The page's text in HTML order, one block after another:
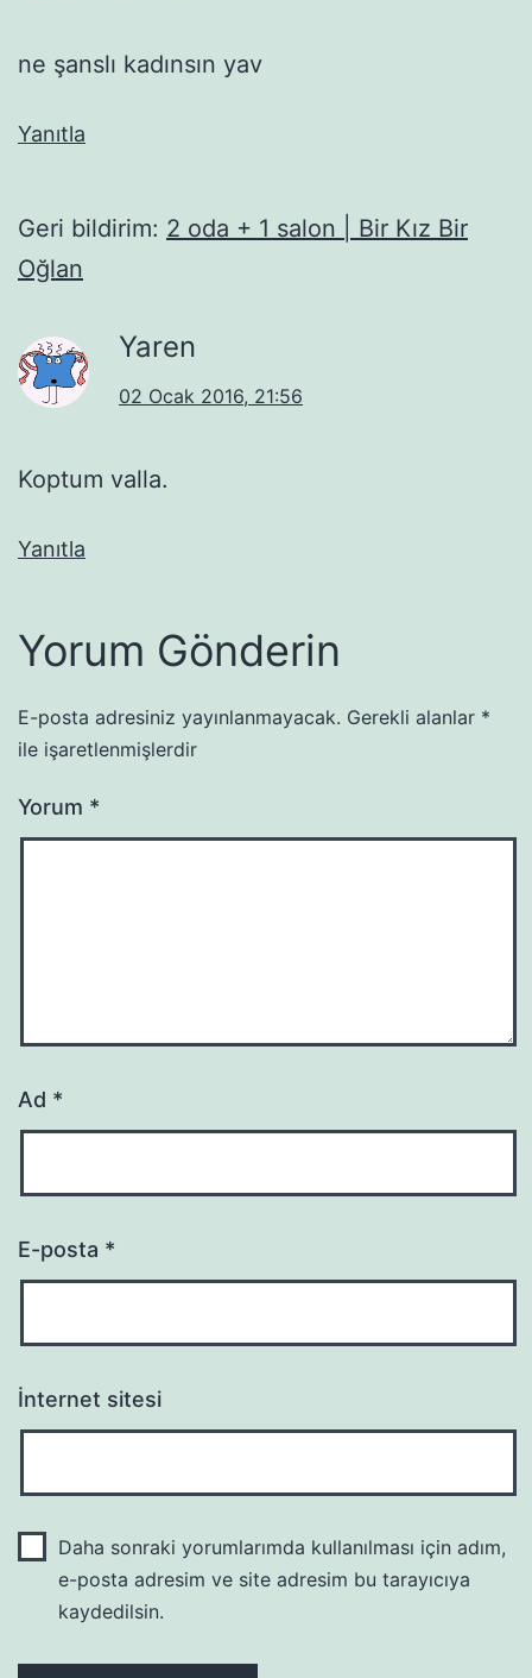
ne şanslı kadınsın yav
Yanıtla
Geri bildirim: 2 oda + 1 salon | Bir Kız Bir
Oğlan
Yaren
02 Ocak 2016, 21:56
Koptum valla.
Yanıtla
Yorum Gönderin
E-posta adresiniz yayınlanmayacak. Gerekli alanlar *
ile işaretlenmişlerdir
Yorum *
Ad *
E-posta *
İnternet sitesi
Daha sonraki yorumlarımda kullanılması için adım,
e-posta adresim ve site adresim bu tarayıcıya
kaydedilsin.